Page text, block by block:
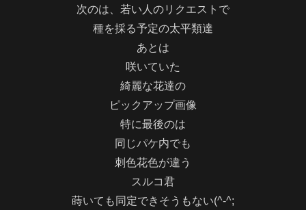
次のは、若い人のリクエストで
種を採る予定の太平類達
あとは
咲いていた
綺麗な花達の
ピックアップ画像
特に最後のは
同じパケ内でも
刺色花色が違う
スルコ君
蒔いても同定できそうもない(^-^;